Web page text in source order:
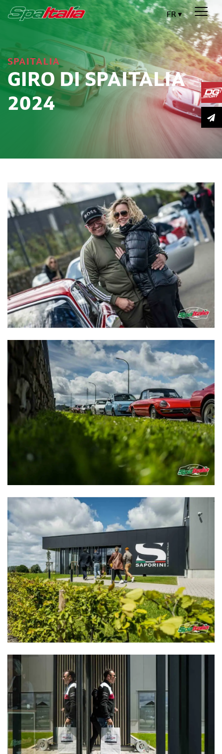
FR
SPAITALIA
GIRO DI SPAITALIA
2024